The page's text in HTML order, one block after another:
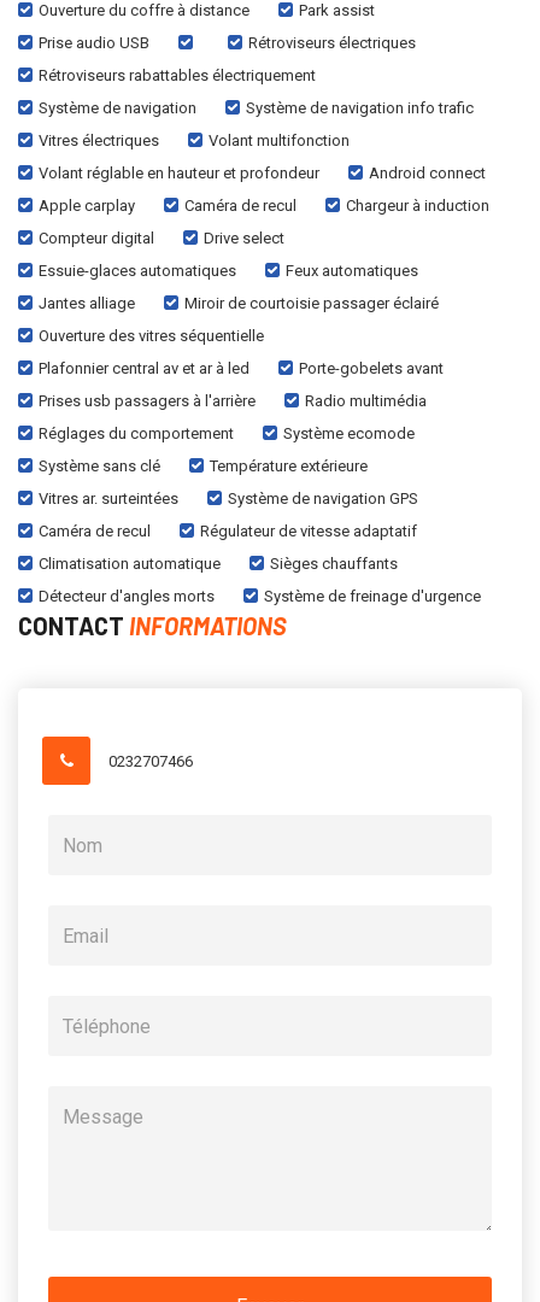
Ouverture du coffre à distance
Park assist
Prise audio USB
Rétroviseurs électriques
Rétroviseurs rabattables électriquement
Système de navigation
Système de navigation info trafic
Vitres électriques
Volant multifonction
Volant réglable en hauteur et profondeur
Android connect
Apple carplay
Caméra de recul
Chargeur à induction
Compteur digital
Drive select
Essuie-glaces automatiques
Feux automatiques
Jantes alliage
Miroir de courtoisie passager éclairé
Ouverture des vitres séquentielle
Plafonnier central av et ar à led
Porte-gobelets avant
Prises usb passagers à l'arrière
Radio multimédia
Réglages du comportement
Système ecomode
Système sans clé
Température extérieure
Vitres ar. surteintées
Système de navigation GPS
Caméra de recul
Régulateur de vitesse adaptatif
Climatisation automatique
Sièges chauffants
Détecteur d'angles morts
Système de freinage d'urgence
CONTACT INFORMATIONS
0232707466